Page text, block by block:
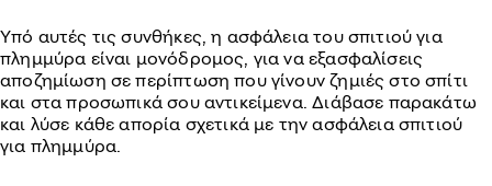
Υπό αυτές τις συνθήκες, η ασφάλεια του σπιτιού για
πλημμύρα είναι μονόδρομος, για να εξασφαλίσεις
αποζημίωση σε περίπτωση που γίνουν ζημιές στο σπίτι
και στα προσωπικά σου αντικείμενα. Διάβασε παρακάτω
και λύσε κάθε απορία σχετικά με την ασφάλεια σπιτιού
για πλημμύρα.